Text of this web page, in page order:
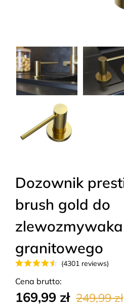
Dozownik
brush gold do
zlewozmywaka
granitowego
(4301 reviews)
Cena brutto:
169,99 zł 249,99 zł